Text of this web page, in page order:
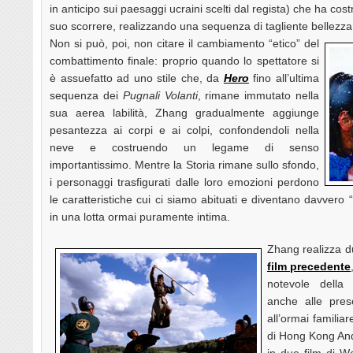
in anticipo sui paesaggi ucraini scelti dal regista) che ha
suo scorrere, realizzando una sequenza di tagliente
Non si può, poi, non citare il cambiamento “etico” del
combattimento finale: proprio quando lo spettatore si
è assuefatto ad uno stile che, da Hero fino all’ultima
sequenza dei Pugnali Volanti, rimane immutato nella
sua aerea labilità, Zhang gradualmente aggiunge
pesantezza ai corpi e ai colpi, confondendoli nella
neve e costruendo un legame di senso
importantissimo. Mentre la Storia rimane sullo sfondo,
i personaggi trasfigurati dalle loro emozioni perdono
le caratteristiche cui ci siamo abituati e diventano davvero
in una lotta ormai puramente intima.
Zhang realizza
film precedente
notevole della
anche alle
all’ormai
di Hong Kong